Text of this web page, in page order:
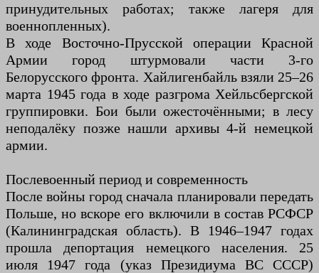
принудительных работах; также лагеря для
военнопленных).
В ходе Восточно-Прусской операции Красной
Армии город штурмовали части 3-го
Белорусского фронта. Хайлигенбайль взяли 25–26
марта 1945 года в ходе разгрома Хейльсбергской
группировки. Бои были ожесточёнными; в лесу
неподалёку позже нашли архивы 4-й немецкой
армии.
Послевоенный период и современность
После войны город сначала планировали передать
Польше, но вскоре его включили в состав РСФСР
(Калининградская область). В 1946–1947 годах
прошла депортация немецкого населения. 25
июля 1947 года (указ Президиума ВС СССР)